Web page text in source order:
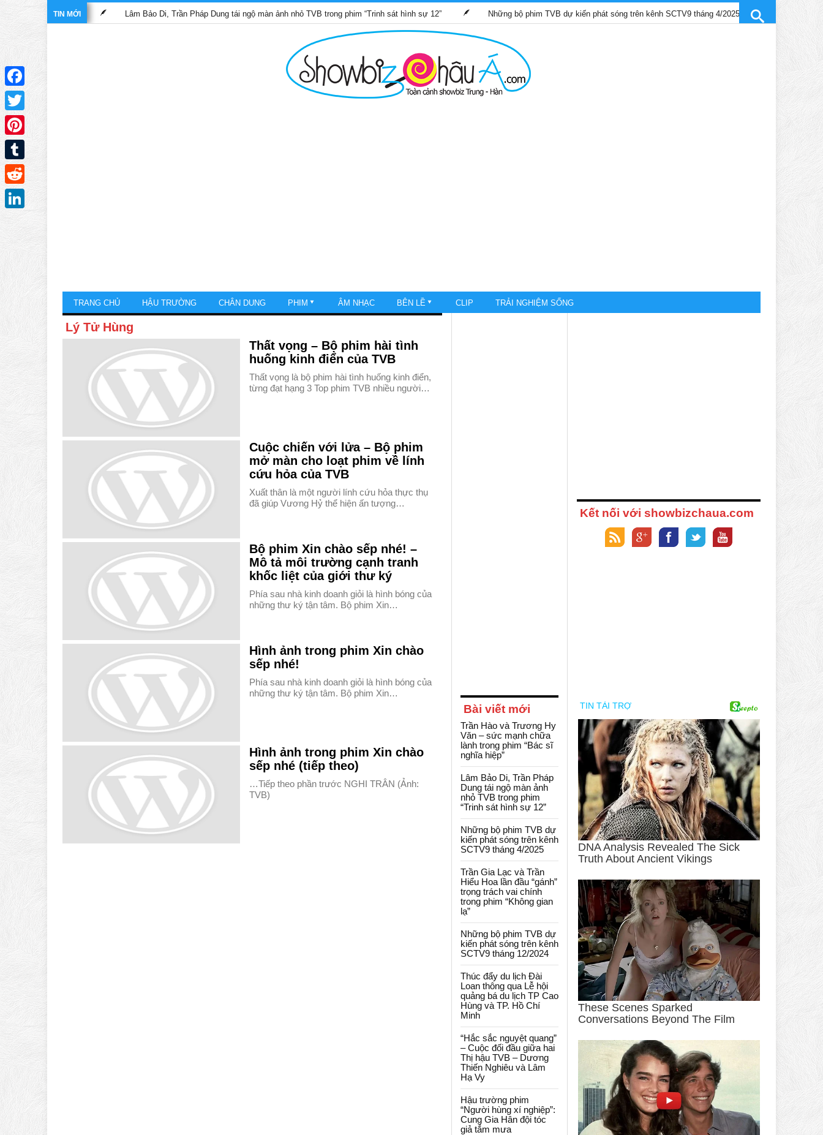
TIN MỚI Lâm Bảo Di, Trần Pháp Dung tái ngộ màn ảnh nhỏ TVB trong phim “Trinh sát hình sự 12” Những bộ phim TVB dự kiến phát sóng trên kênh SCTV9 tháng 4/2025 Trần Gia Lạc và
TRANG CHỦ HẬU TRƯỜNG CHÂN DUNG PHIM ÂM NHẠC BÊN LỀ CLIP TRẢI NGHIỆM SỐNG
Lý Tử Hùng
Thất vọng – Bộ phim hài tình
huống kinh điển của TVB
Thất vọng là bộ phim hài tình huống kinh điển,
từng đạt hạng 3 Top phim TVB nhiều người…
Cuộc chiến với lửa – Bộ phim
mở màn cho loạt phim về lính
cứu hỏa của TVB
Xuất thân là một người lính cứu hỏa thực thụ
đã giúp Vương Hỷ thể hiện ấn tượng…
Bộ phim Xin chào sếp nhé! –
Mô tả môi trường cạnh tranh
khốc liệt của giới thư ký
Phía sau nhà kinh doanh giỏi là hình bóng của
những thư ký tận tâm. Bộ phim Xin…
Hình ảnh trong phim Xin chào
sếp nhé!
Phía sau nhà kinh doanh giỏi là hình bóng của
những thư ký tận tâm. Bộ phim Xin…
Hình ảnh trong phim Xin chào
sếp nhé (tiếp theo)
…Tiếp theo phần trước NGHI TRÂN (Ảnh:
TVB)
Bài viết mới
Trần Hào và Trương Hy
Văn – sức mạnh chữa
lành trong phim “Bác sĩ
nghĩa hiệp”
Lâm Bảo Di, Trần Pháp
Dung tái ngộ màn ảnh
nhỏ TVB trong phim
“Trinh sát hình sự 12”
Những bộ phim TVB dự
kiến phát sóng trên kênh
SCTV9 tháng 4/2025
Trần Gia Lạc và Trần
Hiểu Hoa lần đầu “gánh”
trọng trách vai chính
trong phim “Không gian
lạ”
Những bộ phim TVB dự
kiến phát sóng trên kênh
SCTV9 tháng 12/2024
Thúc đẩy du lịch Đài
Loan thông qua Lễ hội
quảng bá du lịch TP Cao
Hùng và TP. Hồ Chí
Minh
“Hắc sắc nguyệt quang”
– Cuộc đối đầu giữa hai
Thị hậu TVB – Dương
Thiến Nghiêu và Lâm
Hạ Vy
Hậu trường phim
“Người hùng xí nghiệp”:
Cung Gia Hân đội tóc
giả tắm mưa
Kết nối với showbizchaua.com
Facebook
Twitter
Pinterest
Tumblr
Reddit